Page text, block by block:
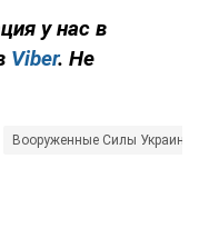
у нас в
Viber. Не
Вооруженные Силы Украины